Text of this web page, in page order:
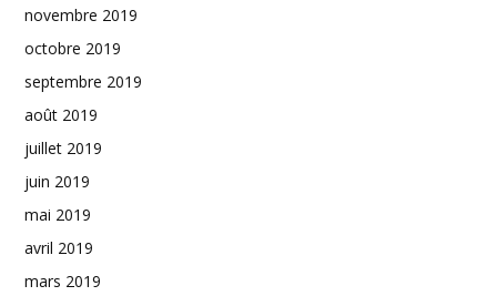
novembre 2019
octobre 2019
septembre 2019
août 2019
juillet 2019
juin 2019
mai 2019
avril 2019
mars 2019